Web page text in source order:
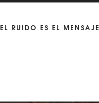
EL RUIDO ES EL MENSAJE